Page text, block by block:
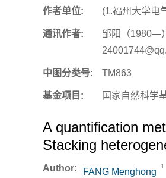
作者单位: (1.福州大学电
通讯作者:
邹阳（1980—
中图分类号: TM863
基金项目: 国家自然科学
A quantification
Stacking
Author: FANG Menghong
1